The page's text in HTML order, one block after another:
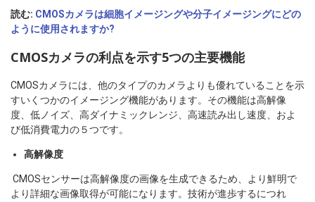
読む: CMOSカメラは細胞イメージングや分子イメージングにどの
ように使用されますか?
CMOSカメラの利点を示す5つの主要機能
CMOSカメラには、他のタイプのカメラよりも優れていることを示
すいくつかのイメージング機能があります。その機能は高解像
度、低ノイズ、高ダイナミックレンジ、高速読み出し速度、およ
び低消費電力の５つです。
高解像度
CMOSセンサーは高解像度の画像を生成できるため、より鮮明で
より詳細な画像取得が可能になります。技術が進歩するにつれ